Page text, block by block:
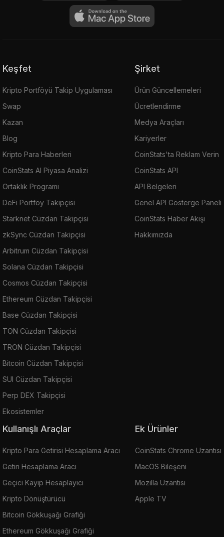
Keşfet
Kripto Portföyü Takip Uygulaması
Swap
Kazan
Blog
Kripto Para Haberleri
CoinStats AI Piyasa Analizi
Ortaklık Programı
DeFi Portföy Takipçisi
Starknet Cüzdan Takipçisi
zkSync Cüzdan Takipçisi
Arbitrum Cüzdan Takipçisi
Solana Cüzdan Takipçisi
Cosmos Cüzdan Takipçisi
Ethereum Cüzdan Takipçisi
Base Cüzdan Takipçisi
TON Cüzdan Takipçisi
TRON Cüzdan Takipçisi
Bitcoin Cüzdan Takipçisi
SUI Cüzdan Takipçisi
Perp DEX Takipçisi
Ekosistemler
Şirket
Ürün Güncellemeleri
Ücretlendirme
Medya Araçları
Kariyerler
CoinStats'ta Reklam Verin
CoinStats API
API Belgeleri
Genel API Gösterge Paneli
CoinStats Haber Akışı
Hakkımızda
Kullanışlı Araçlar
Kripto Para Getirisi Hesaplama Aracı
Getiri Hesaplama Aracı
Geçici Kayıp Hesaplayıcı
Kripto Dönüştürücü
Bitcoin Gökkuşağı Grafiği
Ethereum Gökkuşağı Grafiği
Ek Ürünler
CoinStats Chrome Uzantısı
MacOS Bileşeni
Mozilla Uzantısı
Apple TV